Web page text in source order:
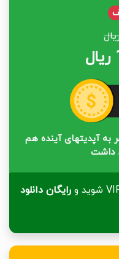
به آپدیتهای آینده هم
داشت
رایگان دانلود